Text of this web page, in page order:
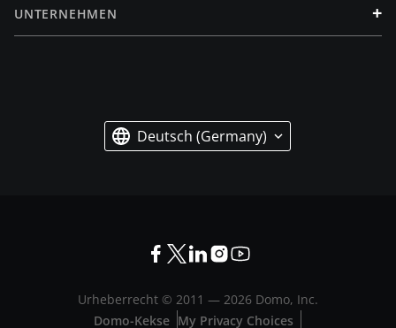
UNTERNEHMEN +
Deutsch (Germany)
Urheberrecht © 2011 — 2026Domo, Inc.
Domo-Kekse My Privacy Choices